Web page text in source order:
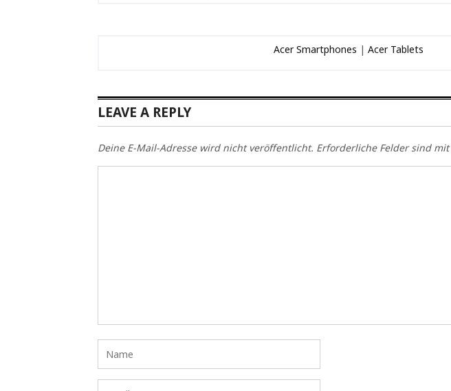
Acer Smartphones | Acer Tablets
LEAVE A REPLY
Deine E-Mail-Adresse wird nicht veröffentlicht. Erforderliche Felder sind mit